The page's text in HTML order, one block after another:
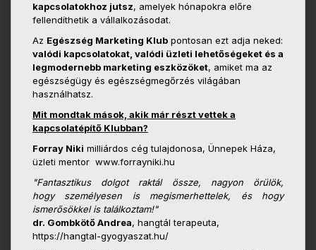
kapcsolatokhoz jutsz, amelyek hónapokra előre
fellendíthetik a vállalkozásodat.
Az Egészség Marketing Klub pontosan ezt adja neked:
valódi kapcsolatokat, valódi üzleti lehetőségeket és a
legmodernebb marketing eszközöket, amiket ma az
egészségügy és egészségmegőrzés világában
használhatsz.
Mit mondtak mások, akik már részt vettek a
kapcsolatépítő Klubban?
Forray Niki milliárdos cég tulajdonosa, Ünnepek Háza,
üzleti mentor www.forrayniki.hu
"Fantasztikus dolgot raktál össze, nagyon örülök,
hogy személyesen is megismerhettelek, és hogy
ismerősökkel is találkoztam!"
dr. Gombkötő Andrea, hangtál terapeuta,
https://hangtal-gyogyaszat.hu/